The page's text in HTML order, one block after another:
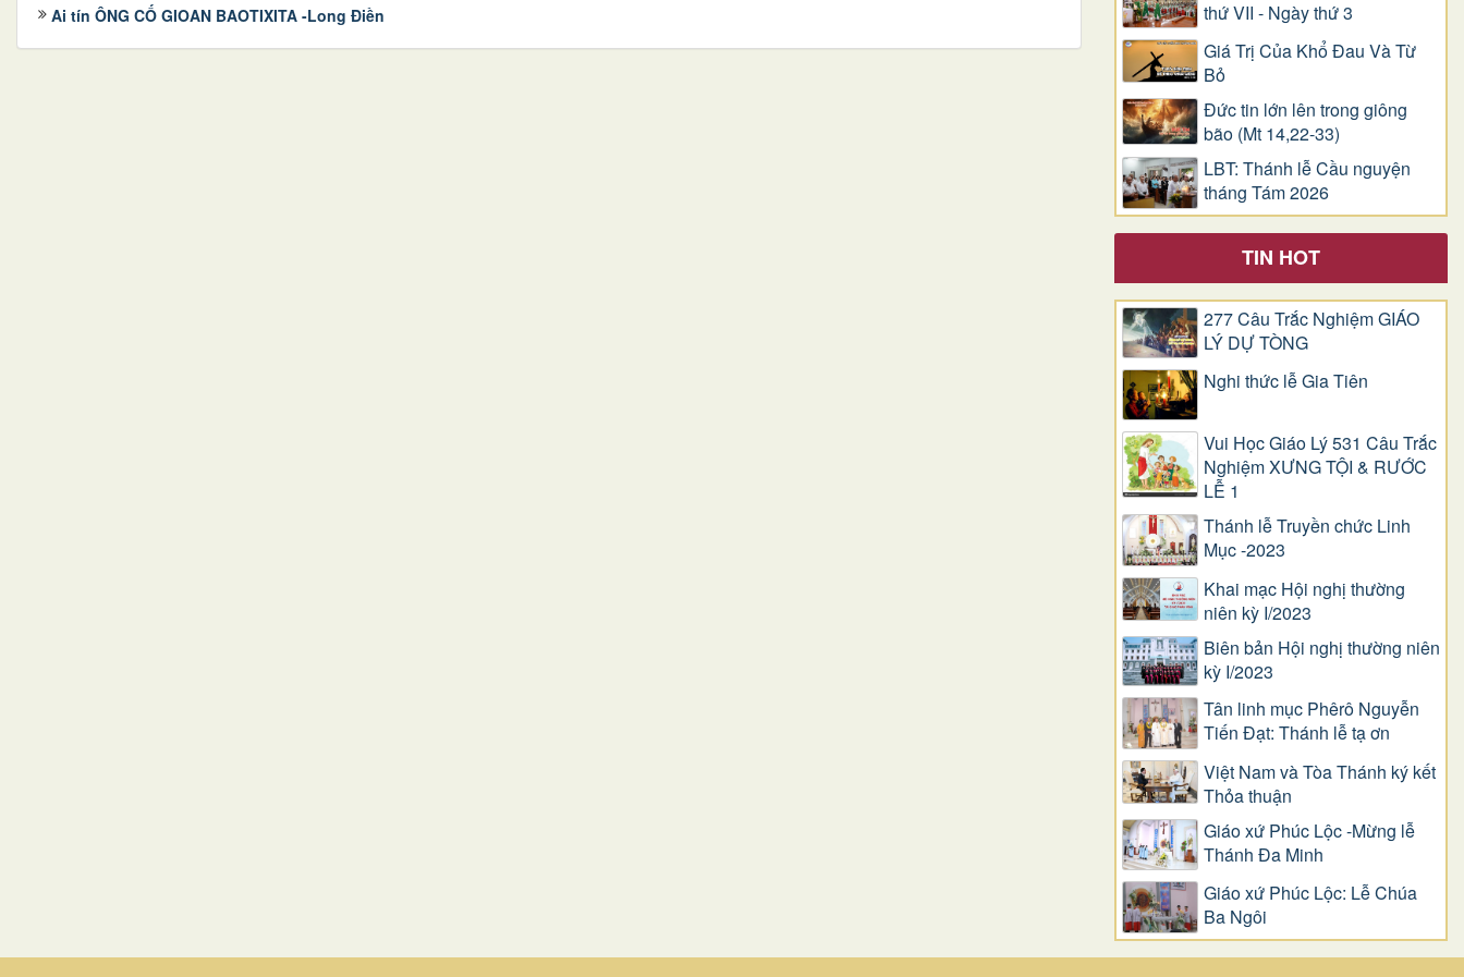
Ai tín ÔNG CỐ GIOAN BAOTIXITA -Long Điền
thứ VII - Ngày thứ 3
Giá Trị Của Khổ Ðau Và Từ
Bỏ
Đức tin lớn lên trong giông
bão (Mt 14,22-33)
LBT: Thánh lễ Cầu nguyện
tháng Tám 2026
TIN HOT
277 Câu Trắc Nghiệm GIÁO
LÝ DỰ TÒNG
Nghi thức lễ Gia Tiên
Vui Học Giáo Lý 531 Câu Trắc
Nghiệm XƯNG TỘI & RƯỚC
LỄ 1
Thánh lễ Truyền chức Linh
Mục -2023
Khai mạc Hội nghị thường
niên kỳ I/2023
Biên bản Hội nghị thường niên
kỳ I/2023
Tân linh mục Phêrô Nguyễn
Tiến Đạt: Thánh lễ tạ ơn
Việt Nam và Tòa Thánh ký kết
Thỏa thuận
Giáo xứ Phúc Lộc -Mừng lễ
Thánh Đa Minh
Giáo xứ Phúc Lộc: Lễ Chúa
Ba Ngôi